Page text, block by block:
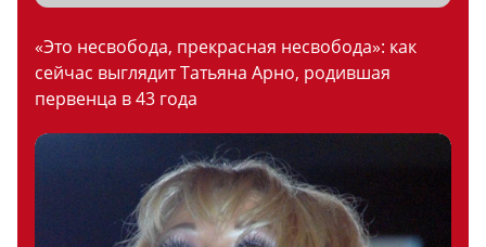
«Это несвобода, прекрасная несвобода»: как
сейчас выглядит Татьяна Арно, родившая
первенца в 43 года